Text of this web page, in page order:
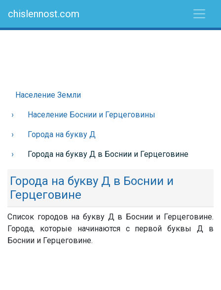
chislennost.com
Население Земли
Население Боснии и Герцеговины
Города на букву Д
Города на букву Д в Боснии и Герцеговине
Города на букву Д в Боснии и
Герцеговине
Список городов на букву Д в Боснии и Герцеговине.
Города, которые начинаются с первой буквы Д в
Боснии и Герцеговине.